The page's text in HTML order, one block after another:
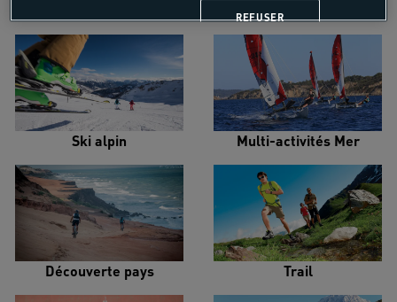
Snowboard
Ski alpin Multi-activités Mer
Découverte pays Trail
REFUSER